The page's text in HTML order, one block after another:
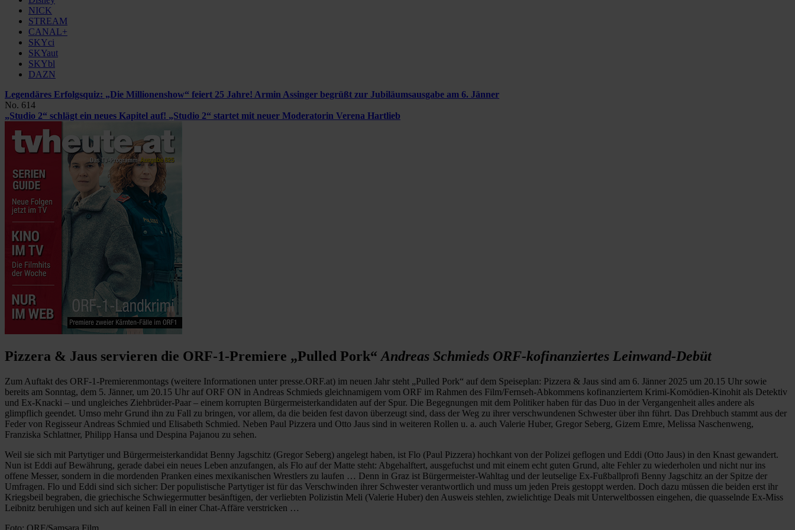
NICK
STREAM
CANAL+
SKYci
SKYaut
SKYbl
DAZN
Legendäres Erfolgsquiz: „Die Millionenshow“ feiert 25 Jahre! Armin Assinger begrüßt zur Jubiläumsausgabe am 6. Jänner
No. 614
„Studio 2“ schlägt ein neues Kapitel auf! „Studio 2“ startet mit neuer Moderatorin Verena Hartlieb
Pizzera & Jaus servieren die ORF-1-Premiere „Pulled Pork“ Andreas Schmieds ORF-kofinanziertes Leinwand-Debüt
Zum Auftakt des ORF-1-Premierenmontags (weitere Informationen unter presse.ORF.at) im neuen Jahr steht „Pulled Pork“ auf dem Speiseplan: Pizzera & Jaus sind am 6. Jänner 2025 um 20.15 Uhr sowie
bereits am Sonntag, dem 5. Jänner, um 20.15 Uhr auf ORF ON in Andreas Schmieds gleichnamigem vom ORF im Rahmen des Film/Fernseh-Abkommens kofinanziertem Krimi-Komödien-Kinohit als Detektiv
und Ex-Knacki – und ungleiches Ziehbrüder-Paar – einem korrupten Bürgermeisterkandidaten auf der Spur. Die Begegnungen mit dem Politiker haben für das Duo in der Vergangenheit alles andere als
glimpflich geendet. Umso mehr Grund ihn zu Fall zu bringen, vor allem, da die beiden fest davon überzeugt sind, dass der Weg zu ihrer verschwundenen Schwester über ihn führt. Das Drehbuch stammt aus der
Feder von Regisseur Andreas Schmied und Elisabeth Schmied. Neben Paul Pizzera und Otto Jaus sind in weiteren Rollen u. a. auch Valerie Huber, Gregor Seberg, Gizem Emre, Melissa Naschenweng,
Franziska Schlattner, Philipp Hansa und Despina Pajanou zu sehen.
Weil sie sich mit Partytiger und Bürgermeisterkandidat Benny Jagschitz (Gregor Seberg) angelegt haben, ist Flo (Paul Pizzera) hochkant von der Polizei geflogen und Eddi (Otto Jaus) in den Knast gewandert.
Nun ist Eddi auf Bewährung, gerade dabei ein neues Leben anzufangen, als Flo auf der Matte steht: Abgehalftert, ausgefuchst und mit einem echt guten Grund, alte Fehler zu wiederholen und nicht nur ins
offene Messer, sondern in die mordenden Pranken eines mexikanischen Wrestlers zu laufen … Denn in Graz ist Bürgermeister-Wahltag und der leutselige Ex-Fußballprofi Benny Jagschitz an der Spitze der
Umfragen. Flo und Eddi sind sich sicher: Der populistische Partytiger ist für das Verschwinden ihrer Schwester verantwortlich und muss um jeden Preis gestoppt werden. Doch dazu müssen die beiden erst ihr
Kriegsbeil begraben, die griechische Schwiegermutter besänftigen, der verliebten Polizistin Meli (Valerie Huber) den Ausweis stehlen, zwielichtige Deals mit Unterweltbossen eingehen, die quasselnde Ex-Miss
Leibnitz beruhigen und sich auf keinen Fall in einer Chat-Affäre verstricken …
Foto: ORF/Samsara Film